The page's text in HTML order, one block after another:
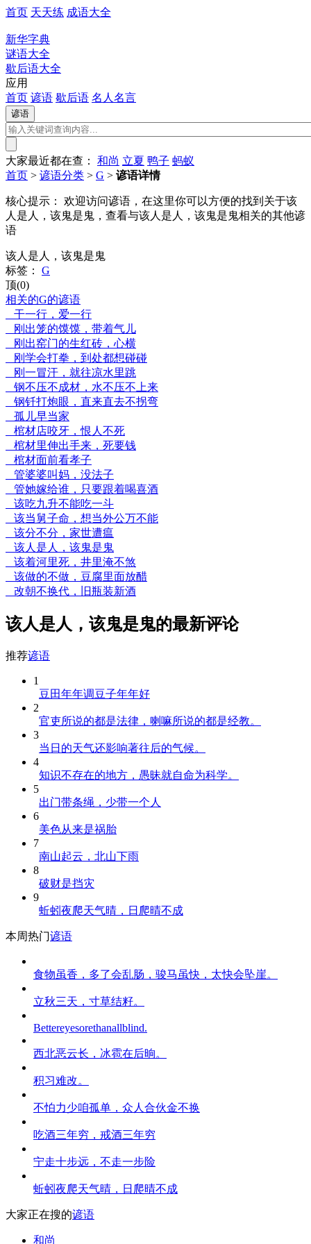
首页 天天练 成语大全
新华字典
谜语大全
歇后语大全
应用
首页 谚语 歇后语 名人名言
大家最近都在查： 和尚 立夏 鸭子 蚂蚁
首页 > 谚语分类 > G > 谚语详情
核心提示：
欢迎访问谚语，在这里你可以方便的找到关于该
人是人，该鬼是鬼，查看与该人是人，该鬼是鬼相关的其他谚
语
该人是人，该鬼是鬼
标签：
G
顶(0)
相关的G的谚语
干一行，爱一行
刚出笼的馍馍，带着气儿
刚出窑门的生红砖，心横
刚学会打拳，到处都想碰碰
刚一冒汗，就往凉水里跳
钢不压不成材，水不压不上来
钢钎打炮眼，直来直去不拐弯
孤儿早当家
棺材店咬牙，恨人不死
棺材里伸出手来，死要钱
棺材面前看孝子
管婆婆叫妈，没法子
管她嫁给谁，只要跟着喝喜酒
该吃九升不能吃一斗
该当舅子命，想当外公万不能
该分不分，家世遭瘟
该人是人，该鬼是鬼
该着河里死，井里淹不煞
该做的不做，豆腐里面放醋
改朝不换代，旧瓶装新酒
该人是人，该鬼是鬼的最新评论
推荐谚语
1
豆田年年调豆子年年好
2
官吏所说的都是法律，喇嘛所说的都是经教。
3
当日的天气还影响著往后的气候。
4
知识不存在的地方，愚昧就自命为科学。
5
出门带条绳，少带一个人
6
美色从来是祸胎
7
南山起云，北山下雨
8
破财是挡灾
9
蚯蚓夜爬天气晴，日爬晴不成
本周热门谚语
食物虽香，多了会乱肠，骏马虽快，太快会坠崖。
立秋三天，寸草结籽。
Bettereyesorethanallblind.
西北恶云长，冰雹在后晌。
积习难改。
不怕力少咱孤单，众人合伙金不换
吃酒三年穷，戒酒三年穷
宁走十步远，不走一步险
蚯蚓夜爬天气晴，日爬晴不成
大家正在搜的谚语
和尚